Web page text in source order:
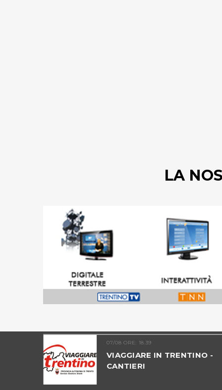
LA
07/08 ORE: 18.39
VIAGGIARE IN TRENTINO -
CANTIERI